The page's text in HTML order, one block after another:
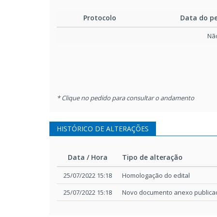
Protocolo Data do
* Clique no pedido para consultar o andamento
HISTÓRICO DE ALTERAÇÕES
Data / Hora
Tipo de alteração
Data / Hora
Tipo de alteração
25/07/2022 15:18
Homologação do edital
25/07/2022 15:18
Novo documento anexo